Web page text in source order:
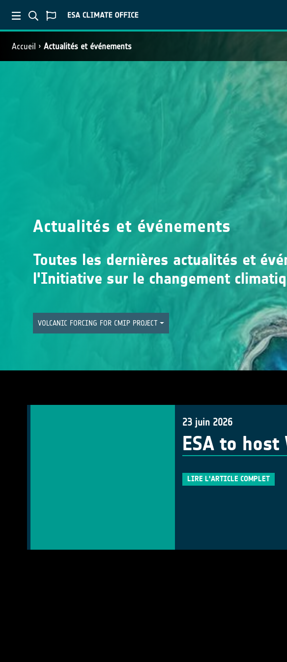
Accueil Actualités et événements
Actualités et événements
Toutes les dernières actualités et
l'Initiative sur le changement
VOLCANIC FORCING FOR CMIP PROJECT
23 juin 2026
ESA to host
LIRE L'ARTICLE COMPLET